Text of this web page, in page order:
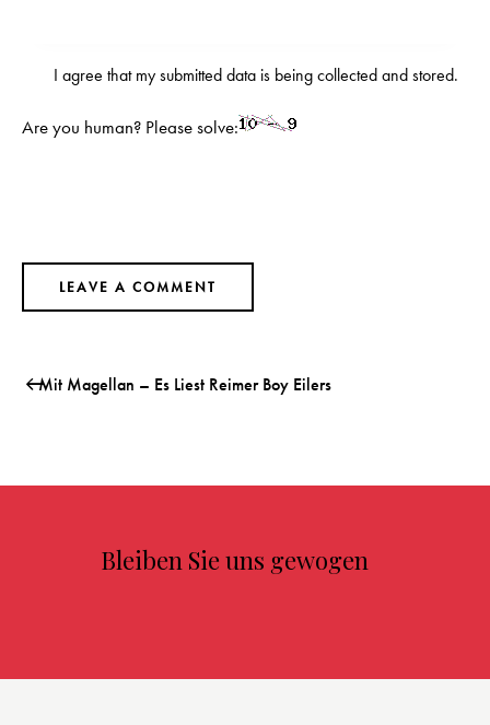
I agree that my submitted data is beingcollected and stored.
Are you human? Please solve:
Mit Magellan – Es Liest Reimer Boy Eilers
Bleiben Sie uns gewogen